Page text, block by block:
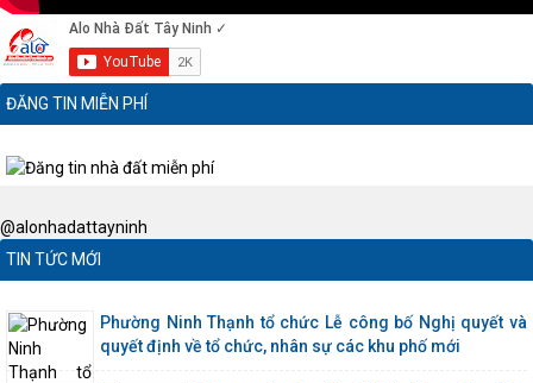
ĐĂNG TIN MIỄN PHÍ
@alonhadattayninh
TIN TỨC MỚI
Phường Ninh Thạnh tổ chức Lễ công bố Nghị quyết và
quyết định về tổ chức, nhân sự các khu phố mới